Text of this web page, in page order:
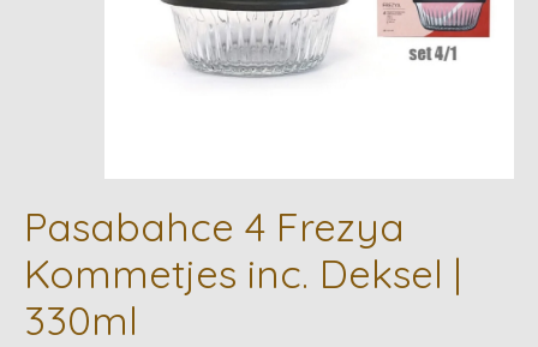
Pasabahce 4 Frezya
Kommetjes inc. Deksel |
330ml